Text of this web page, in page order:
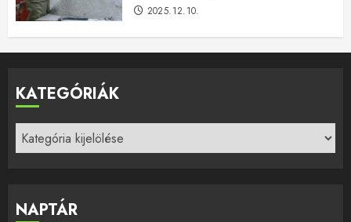
2025.12.10.
KATEGÓRIÁK
Kategóriák
NAPTÁR